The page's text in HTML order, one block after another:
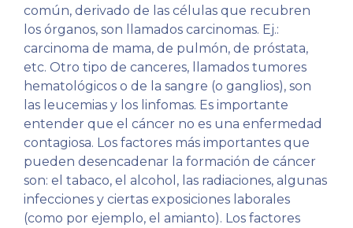
común, derivado de las células que recubren
los órganos, son llamados carcinomas. Ej.:
carcinoma de mama, de pulmón, de próstata,
etc. Otro tipo de canceres, llamados tumores
hematológicos o de la sangre (o ganglios), son
las leucemias y los linfomas. Es importante
entender que el cáncer no es una enfermedad
contagiosa. Los factores más importantes que
pueden desencadenar la formación de cáncer
son: el tabaco, el alcohol, las radiaciones, algunas
infecciones y ciertas exposiciones laborales
(como por ejemplo, el amianto). Los factores